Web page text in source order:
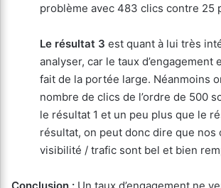
problème avec 483 clics contre 25
Le résultat 3 est quant à lui très
analyser, car le taux d’engagement
fait de la portée large. Néanmoins
nombre de clics de l’ordre de 500
le résultat 1 et un peu plus que le
résultat, on peut donc dire que nos
visibilité / trafic sont bel et bien
Conclusion : Un taux d’engagement ne